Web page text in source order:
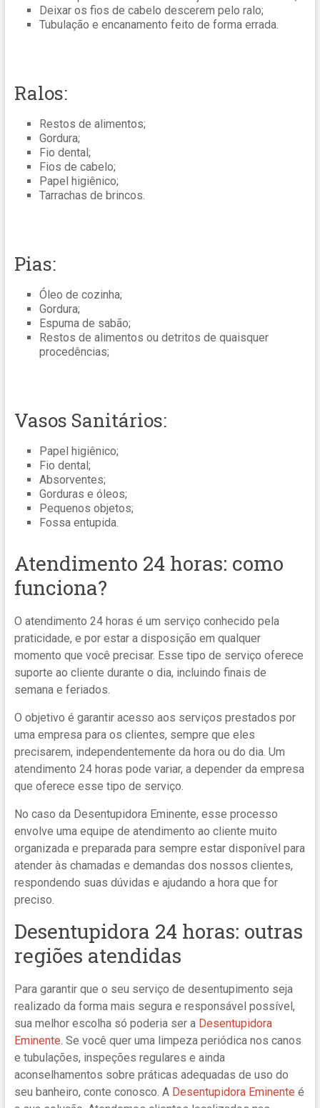
Deixar os fios de cabelo descerem pelo ralo;
Tubulação e encanamento feito de forma errada.
Ralos:
Restos de alimentos;
Gordura;
Fio dental;
Fios de cabelo;
Papel higiênico;
Tarrachas de brincos.
Pias:
Óleo de cozinha;
Gordura;
Espuma de sabão;
Restos de alimentos ou detritos de quaisquer
procedências;
Vasos Sanitários:
Papel higiênico;
Fio dental;
Absorventes;
Gorduras e óleos;
Pequenos objetos;
Fossa entupida.
Atendimento 24 horas: como
funciona?
O atendimento 24 horas é um serviço conhecido pela
praticidade, e por estar a disposição em qualquer
momento que você precisar. Esse tipo de serviço oferece
suporte ao cliente durante o dia, incluindo finais de
semana e feriados.
O objetivo é garantir acesso aos serviços prestados por
uma empresa para os clientes, sempre que eles
precisarem, independentemente da hora ou do dia. Um
atendimento 24 horas pode variar, a depender da empresa
que oferece esse tipo de serviço.
No caso da Desentupidora Eminente, esse processo
envolve uma equipe de atendimento ao cliente muito
organizada e preparada para sempre estar disponível para
atender às chamadas e demandas dos nossos clientes,
respondendo suas dúvidas e ajudando a hora que for
preciso.
Desentupidora 24 horas: outras
regiões atendidas
Para garantir que o seu serviço de desentupimento seja
realizado da forma mais segura e responsável possível,
sua melhor escolha só poderia ser a Desentupidora
Eminente. Se você quer uma limpeza periódica nos canos
e tubulações, inspeções regulares e ainda
aconselhamentos sobre práticas adequadas de uso do
seu banheiro, conte conosco. A Desentupidora Eminente é